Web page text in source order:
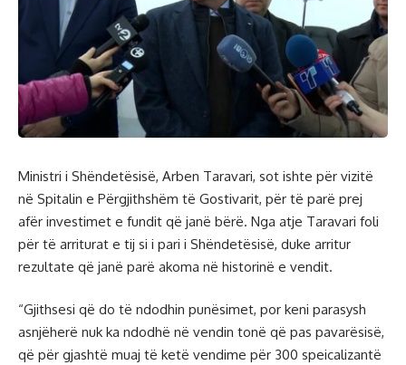
Ministri i Shëndetësisë, Arben Taravari, sot ishte për vizitë
në Spitalin e Përgjithshëm të Gostivarit, për të parë prej
afër investimet e fundit që janë bërë. Nga atje Taravari foli
për të arriturat e tij si i pari i Shëndetësisë, duke arritur
rezultate që janë parë akoma në historinë e vendit.
“Gjithsesi që do të ndodhin punësimet, por keni parasysh
asnjëherë nuk ka ndodhë në vendin tonë që pas pavarësisë,
që për gjashtë muaj të ketë vendime për 300 speicalizantë